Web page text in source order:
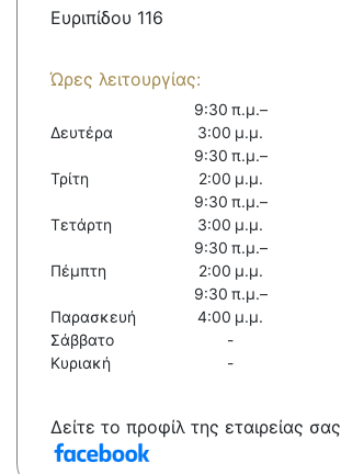
Ευριπίδου 116
Ώρες λειτουργίας:
Δευτέρα
9:30 π.μ.–
3:00 μ.μ.
Τρίτη
9:30 π.μ.–
2:00 μ.μ.
Τετάρτη
9:30 π.μ.–
3:00 μ.μ.
Πέμπτη
9:30 π.μ.–
2:00 μ.μ.
Παρασκευή
9:30 π.μ.–
4:00 μ.μ.
Σάββατο
-
Κυριακή
-
Δείτε το προφίλ της εταιρείας σας